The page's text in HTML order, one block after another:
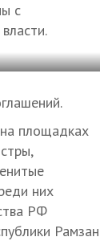
с
площадках
них
РФ
Рамзан